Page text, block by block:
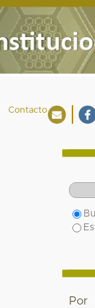
Contacto
Por